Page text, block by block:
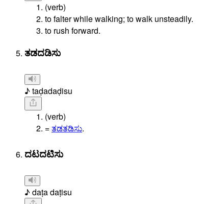
(verb)
to falter while walking; to walk unsteadily.
to rush forward.
ತಡದಡಿಸು
♪ taḍadaḍisu
(verb)
=ತಡತಡಿಸು.
ದಟದಟಿಸು
♪ daṭa daṭisu